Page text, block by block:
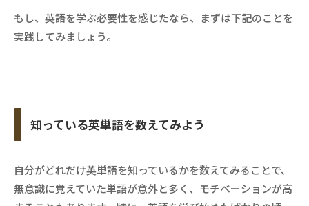
もし、英語を学ぶ必要性を感じたなら、まずは下記のことを
実践してみましょう。
知っている英単語を数えてみよう
自分がどれだけ英単語を知っているかを数えてみることで、
無意識に覚えていた単語が意外と多く、モチベーションが高